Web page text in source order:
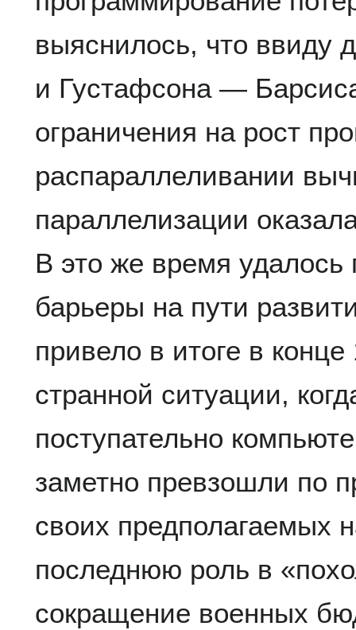
выяснилось, что ввиду
и Густафсона —
ограничения на рост
распараллеливании
параллелизации
В это же время удалось
барьеры на пути
привело в итоге в конце
странной ситуации,
поступательно
заметно превзошли по
своих предполагаемых
последнюю роль в
сокращение военных